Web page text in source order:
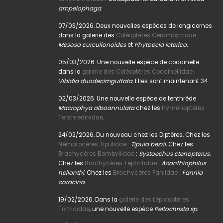
ampelophaga.
07/03/2026. Deux nouvelles espèces de longicornes
dans la galerie des Coléoptères Cerambycidae :
Mesosa curculionoideset Phytoecia icterica.
05/03/2026. Une nouvelle espèce de coccinelle
dans la galerie des Coléoptères Coccinellidae :
Vibidia duodecimguttata.Elles sont maintenant 34.
02/03/2026. Une nouvelle espèce de tenthrède
Macrophya alboannulatachez les Hyménoptères
Tenthredinidae.
24/02/2026. Du nouveau chez les Diptères. Chez les
Nématocères Tipulidae : Tipula bezzii. Chez les
Brachycères Bombyliidae : Systoechus ctenopterus.
Chez les Brachycères Tephritidae : Acanthiophilus
helianthi. Chez les Brachycères Faniidae : Fannia
coracina.
19/02/2026. Dans la galerie des Lépidoptères
Tortricidae, une nouvelle espèce Peltochrista sp.